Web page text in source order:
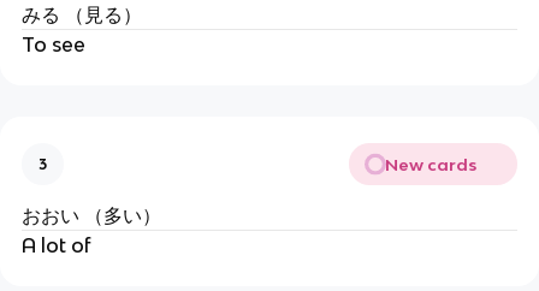
みる （見る）
To see
3 New cards
おおい （多い）
A lot of